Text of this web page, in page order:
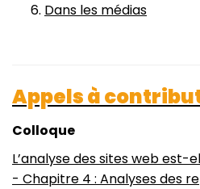
Dans les médias
Appels à
Colloque
L’analyse des sites web
- Chapitre 4 : Analyses des